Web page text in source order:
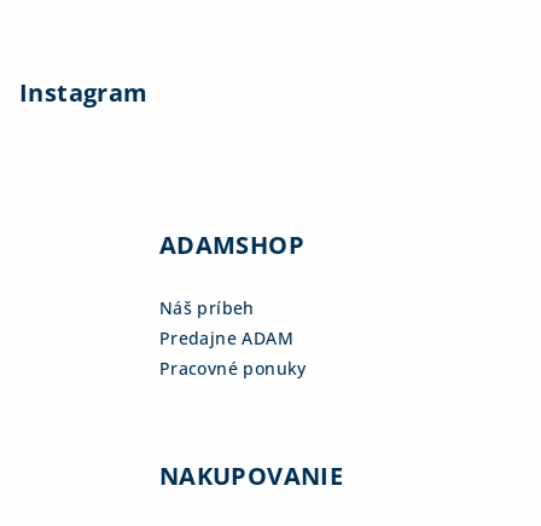
Instagram
ADAMSHOP
Náš príbeh
Predajne ADAM
Pracovné ponuky
NAKUPOVANIE